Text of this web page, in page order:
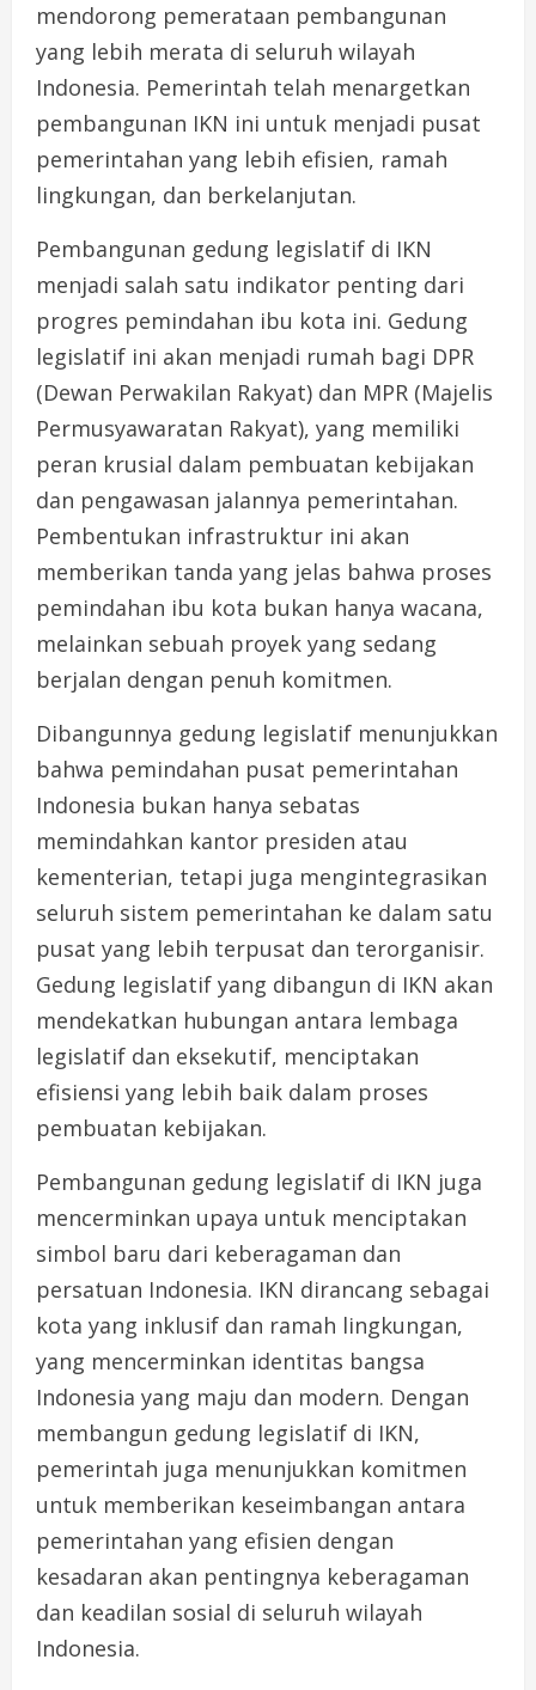
mendorong pemerataan pembangunan
yang lebih merata di seluruh wilayah
Indonesia. Pemerintah telah menargetkan
pembangunan IKN ini untuk menjadi pusat
pemerintahan yang lebih efisien, ramah
lingkungan, dan berkelanjutan.
Pembangunan gedung legislatif di IKN
menjadi salah satu indikator penting dari
progres pemindahan ibu kota ini. Gedung
legislatif ini akan menjadi rumah bagi DPR
(Dewan Perwakilan Rakyat) dan MPR (Majelis
Permusyawaratan Rakyat), yang memiliki
peran krusial dalam pembuatan kebijakan
dan pengawasan jalannya pemerintahan.
Pembentukan infrastruktur ini akan
memberikan tanda yang jelas bahwa proses
pemindahan ibu kota bukan hanya wacana,
melainkan sebuah proyek yang sedang
berjalan dengan penuh komitmen.
Dibangunnya gedung legislatif menunjukkan
bahwa pemindahan pusat pemerintahan
Indonesia bukan hanya sebatas
memindahkan kantor presiden atau
kementerian, tetapi juga mengintegrasikan
seluruh sistem pemerintahan ke dalam satu
pusat yang lebih terpusat dan terorganisir.
Gedung legislatif yang dibangun di IKN akan
mendekatkan hubungan antara lembaga
legislatif dan eksekutif, menciptakan
efisiensi yang lebih baik dalam proses
pembuatan kebijakan.
Pembangunan gedung legislatif di IKN juga
mencerminkan upaya untuk menciptakan
simbol baru dari keberagaman dan
persatuan Indonesia. IKN dirancang sebagai
kota yang inklusif dan ramah lingkungan,
yang mencerminkan identitas bangsa
Indonesia yang maju dan modern. Dengan
membangun gedung legislatif di IKN,
pemerintah juga menunjukkan komitmen
untuk memberikan keseimbangan antara
pemerintahan yang efisien dengan
kesadaran akan pentingnya keberagaman
dan keadilan sosial di seluruh wilayah
Indonesia.